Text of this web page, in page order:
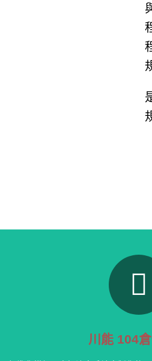
川能 104
更多的實績
累積多年實務經驗，照片承現我們為客戶
點擊這